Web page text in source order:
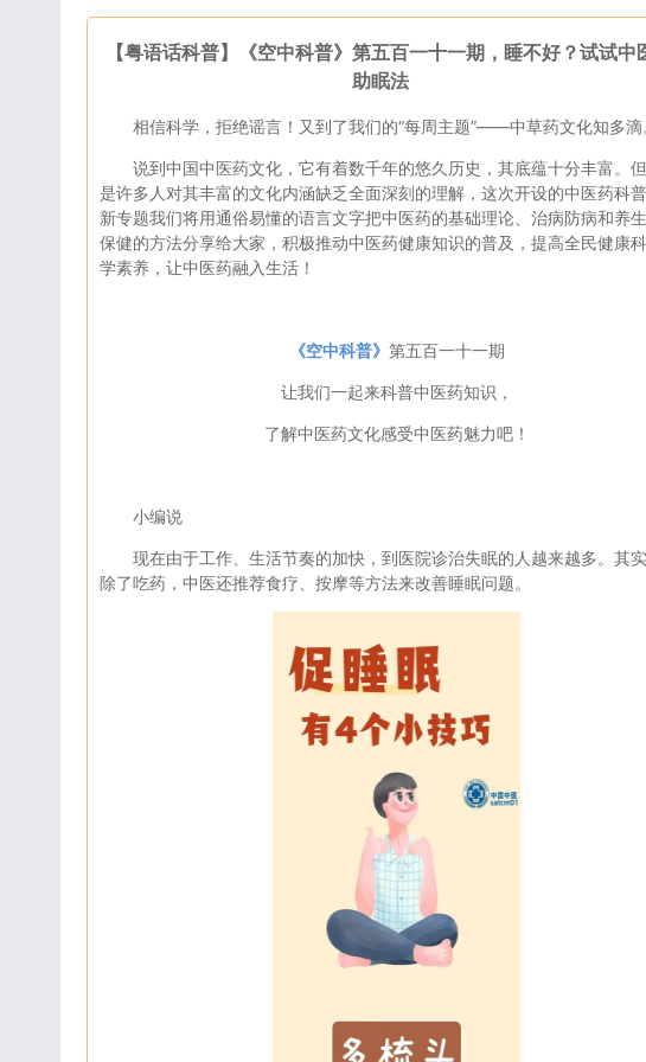
【粤语话科普】《空中科普》第五百一十一期，睡不好？试试中
助眠法
相信科学，拒绝谣言！又到了我们的“每周主题”——中草药文化知多滴
说到中国中医药文化，它有着数千年的悠久历史，其底蕴十分丰富。
是许多人对其丰富的文化内涵缺乏全面深刻的理解，这次开设的中医药科
新专题我们将用通俗易懂的语言文字把中医药的基础理论、治病防病和养
保健的方法分享给大家，积极推动中医药健康知识的普及，提高全民健康
学素养，让中医药融入生活！
《空中科普》 第五百一十一期
让我们一起来科普中医药知识，
了解中医药文化感受中医药魅力吧！
小编说
现在由于工作、生活节奏的加快，到医院诊治失眠的人越来越多。其
除了吃药，中医还推荐食疗、按摩等方法来改善睡眠问题。